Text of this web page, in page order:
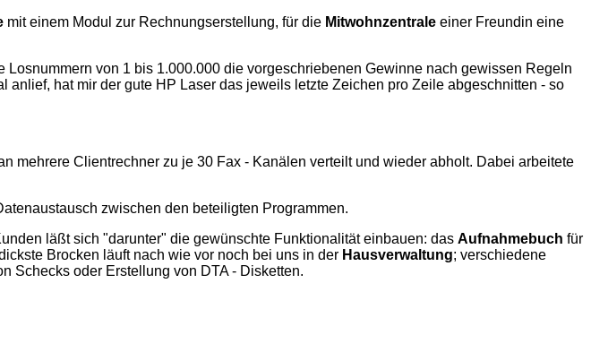
mit einem Modul zur Rechnungserstellung, für die Mitwohnzentrale einer Freundin eine
Losnummern von 1 bis 1.000.000 die vorgeschriebenen Gewinne nach gewissen Regeln
hat mir der gute HP Laser das jeweils letzte Zeichen pro Zeile abgeschnitten - so
mehrere Clientrechner zu je 30 Fax - Kanälen verteilt und wieder abholt. Dabei arbeitete
zwischen den beteiligten Programmen.
läßt sich "darunter" die gewünschte Funktionalität einbauen: das Aufnahmebuch für
Brocken läuft nach wie vor noch bei uns in der Hausverwaltung; verschiedene
Schecks oder Erstellung von DTA - Disketten.